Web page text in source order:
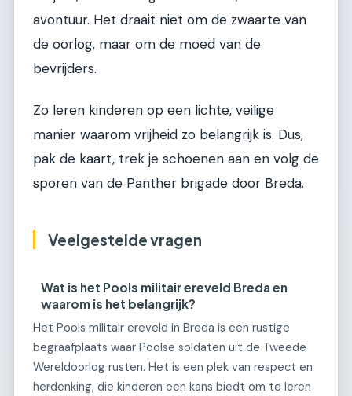
avontuur. Het draait niet om de zwaarte van
de oorlog, maar om de moed van de
bevrijders.
Zo leren kinderen op een lichte, veilige
manier waarom vrijheid zo belangrijk is. Dus,
pak de kaart, trek je schoenen aan en volg de
sporen van de Panther brigade door Breda.
Veelgestelde vragen
Wat is het Pools militair ereveld Breda en
waarom is het belangrijk?
Het Pools militair ereveld in Breda is een rustige
begraafplaats waar Poolse soldaten uit de Tweede
Wereldoorlog rusten. Het is een plek van respect en
herdenking, die kinderen een kans biedt om te leren